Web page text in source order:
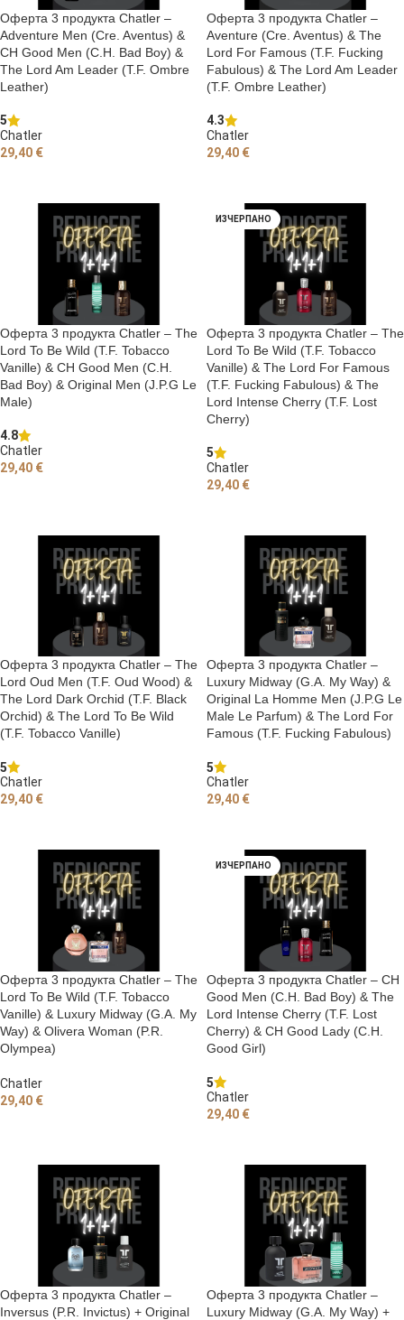
Оферта 3 продукта Chatler –
Adventure Men (Cre. Aventus) &
CH Good Men (C.H. Bad Boy) &
The Lord Am Leader (T.F. Ombre
Leather)
5
Chatler
29,40 €
Оферта 3 продукта Chatler –
Aventure (Cre. Aventus) & The
Lord For Famous (T.F. Fucking
Fabulous) & The Lord Am Leader
(T.F. Ombre Leather)
4.3
Chatler
29,40 €
Оферта 3 продукта Chatler – The
Lord To Be Wild (T.F. Tobacco
Vanille) & CH Good Men (C.H.
Bad Boy) & Original Men (J.P.G Le
Male)
4.8
Chatler
29,40 €
ИЗЧЕРПАНО
Оферта 3 продукта Chatler – The
Lord To Be Wild (T.F. Tobacco
Vanille) & The Lord For Famous
(T.F. Fucking Fabulous) & The
Lord Intense Cherry (T.F. Lost
Cherry)
5
Chatler
29,40 €
Оферта 3 продукта Chatler – The
Lord Oud Men (T.F. Oud Wood) &
The Lord Dark Orchid (T.F. Black
Orchid) & The Lord To Be Wild
(T.F. Tobacco Vanille)
5
Chatler
29,40 €
Оферта 3 продукта Chatler –
Luxury Midway (G.A. My Way) &
Original La Homme Men (J.P.G Le
Male Le Parfum) & The Lord For
Famous (T.F. Fucking Fabulous)
5
Chatler
29,40 €
Оферта 3 продукта Chatler – The
Lord To Be Wild (T.F. Tobacco
Vanille) & Luxury Midway (G.A. My
Way) & Olivera Woman (P.R.
Olympea)
Chatler
29,40 €
ИЗЧЕРПАНО
Оферта 3 продукта Chatler – CH
Good Men (C.H. Bad Boy) & The
Lord Intense Cherry (T.F. Lost
Cherry) & CH Good Lady (C.H.
Good Girl)
5
Chatler
29,40 €
Оферта 3 продукта Chatler –
Inversus (P.R. Invictus) + Original
Оферта 3 продукта Chatler –
Luxury Midway (G.A. My Way) +